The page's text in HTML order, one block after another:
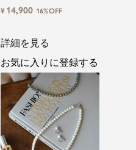
ズ】洗えるブラックフォーマル
スーツ2点セット
¥ 14,900 16%OFF
詳細を見る
お気に入りに登録する